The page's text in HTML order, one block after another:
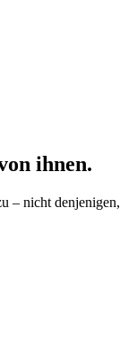
ihnen.
– nicht denjenigen,